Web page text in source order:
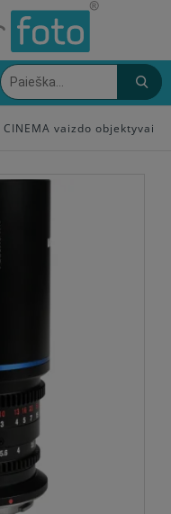
CINEMA vaizdo objektyvai